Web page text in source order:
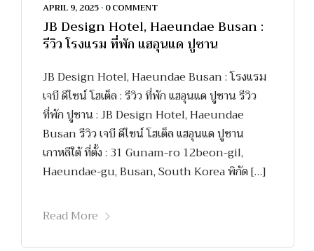
APRIL 9, 2025 • 0 COMMENT
JB Design Hotel, Haeundae Busan :
รีวิว โรงแรม ที่พัก แฮอุนแด ปูซาน
JB Design Hotel, Haeundae Busan : โรงแรม
เจบี ดีไซน์ โฮเต็ล : รีวิว ที่พัก แฮอุนแด ปูซาน รีวิว
ที่พัก ปูซาน : JB Design Hotel, Haeundae
Busan รีวิว เจบี ดีไซน์ โฮเต็ล แฮอุนแด ปูซาน
เกาหลีใต้ ที่ตั้ง : 31 Gunam-ro 12beon-gil,
Haeundae-gu, Busan, South Korea พิกัด […]
Read More